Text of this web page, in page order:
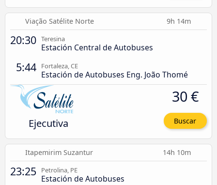
Viação Satélite Norte 9h 14m
20:30 Teresina
Estación Central de Autobuses
5:44 Fortaleza, CE
Estación de Autobuses Eng. João Thomé
Ejecutiva
30 €
Buscar
Itapemirim Suzantur 14h 10m
23:25 Petrolina, PE
Estación de Autobuses